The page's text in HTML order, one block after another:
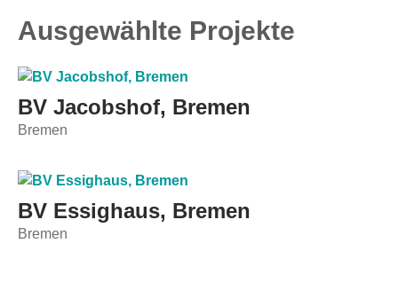
Ausgewählte Projekte
BV Jacobshof, Bremen
Bremen
BV Essighaus, Bremen
Bremen